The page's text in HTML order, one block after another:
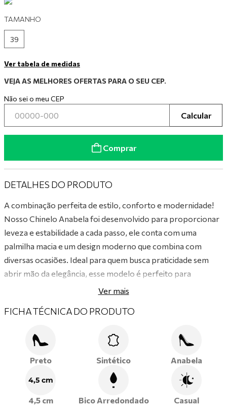
TAMANHO
39
Ver tabela de medidas
VEJA AS MELHORES OFERTAS PARA O SEU CEP.
Não sei o meu CEP
Calcular
Comprar
DETALHES DO PRODUTO
A combinação perfeita de estilo, conforto e modernidade!
Nosso Chinelo Anabela foi desenvolvido para proporcionar
leveza e estabilidade a cada passo, ele conta com uma
palmilha macia e um design moderno que combina com
diversas ocasiões. Ideal para quem busca praticidade sem
abrir mão da elegância, esse modelo é perfeito para
passeios, momentos de lazer e até mesmo para o dia a dia.
Ver mais
FICHA TÉCNICA DO PRODUTO
Preto Sintético Anabela
4,5 cm
4,5 cm Bico Arredondado Casual
9 º
mocassim
10